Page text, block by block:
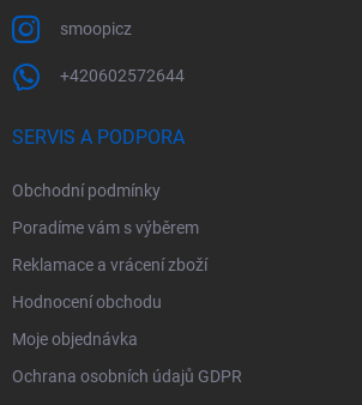
smoopicz
+420602572644
SERVIS A PODPORA
Obchodní podmínky
Poradíme vám s výběrem
Reklamace a vrácení zboží
Hodnocení obchodu
Moje objednávka
Ochrana osobních údajů GDPR